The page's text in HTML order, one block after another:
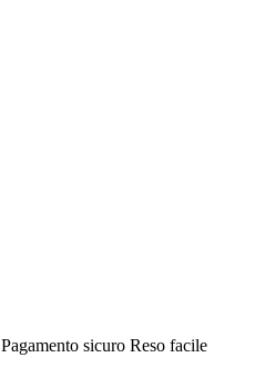
Pagamento sicuro Reso facile